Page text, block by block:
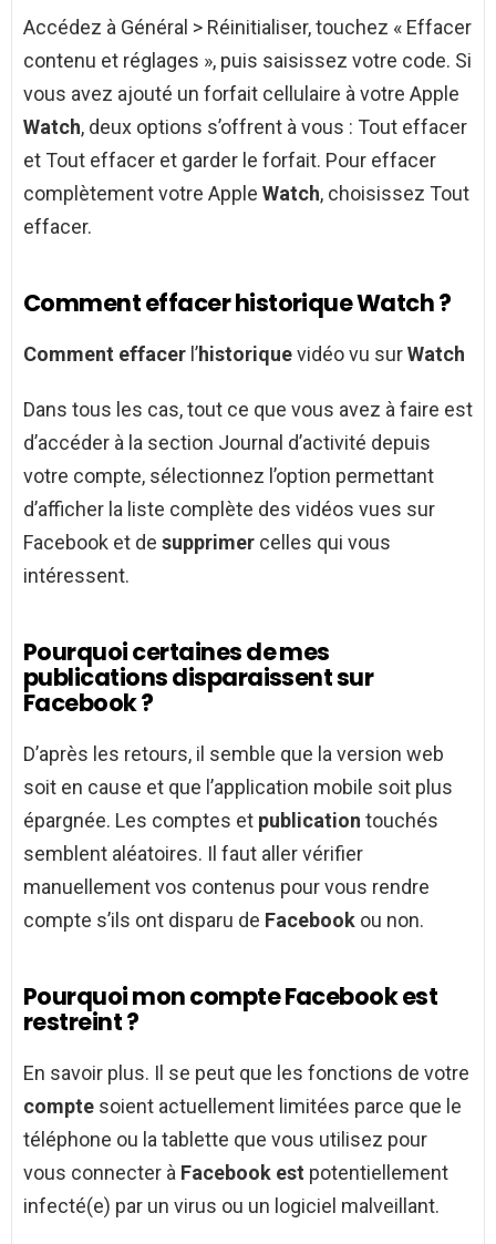
Accédez à Général > Réinitialiser, touchez « Effacer
contenu et réglages », puis saisissez votre code. Si
vous avez ajouté un forfait cellulaire à votre Apple
Watch, deux options s’offrent à vous : Tout effacer
et Tout effacer et garder le forfait. Pour effacer
complètement votre Apple Watch, choisissez Tout
effacer.
Comment effacer historique Watch ?
Comment effacer l’historiquevidéo vu surWatch
Dans tous les cas, tout ce que vous avez à faire est
d’accéder à la section Journal d’activité depuis
votre compte, sélectionnez l’option permettant
d’afficher la liste complète des vidéos vues sur
Facebook et de supprimer celles qui vous
intéressent.
Pourquoi certaines de mes
publications disparaissent sur
Facebook ?
D’après les retours, il semble que la version web
soit en cause et que l’application mobile soit plus
épargnée. Les comptes et publication touchés
semblent aléatoires. Il faut aller vérifier
manuellement vos contenus pour vous rendre
compte s’ils ont disparu de Facebook ou non.
Pourquoi mon compte Facebook est
restreint ?
En savoir plus. Il se peut que les fonctions de votre
compte soient actuellement limitées parce que le
téléphone ou la tablette que vous utilisez pour
vous connecter à Facebook est potentiellement
infecté(e) par un virus ou un logiciel malveillant.